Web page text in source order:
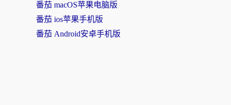
番茄 macOS苹果电脑版
番茄 ios苹果手机版
番茄 Android安卓手机版